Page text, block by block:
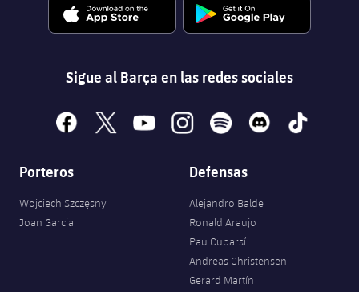
Sigue al Barça en las redes sociales
facebook
x youtubeinstagramspotify discord tiktok
Porteros
Wojciech Szczęsny
Joan Garcia
Defensas
Alejandro Balde
Ronald Araujo
Pau Cubarsí
Andreas Christensen
Gerard Martín